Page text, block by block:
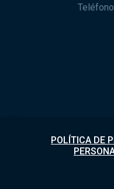
POLÍTICA DE